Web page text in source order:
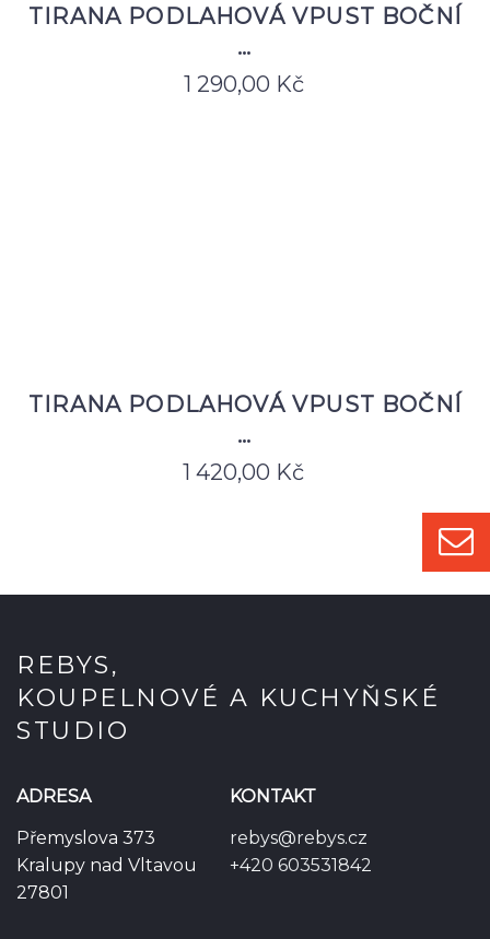
TIRANA PODLAHOVÁ VPUST BOČNÍ
…
1 290,00 Kč
TIRANA PODLAHOVÁ VPUST BOČNÍ
…
1 420,00 Kč
REBYS,
KOUPELNOVÉ A KUCHYŇSKÉ
STUDIO
ADRESA
Přemyslova 373
Kralupy nad Vltavou
27801
KONTAKT
rebys@rebys.cz
+420 603531842